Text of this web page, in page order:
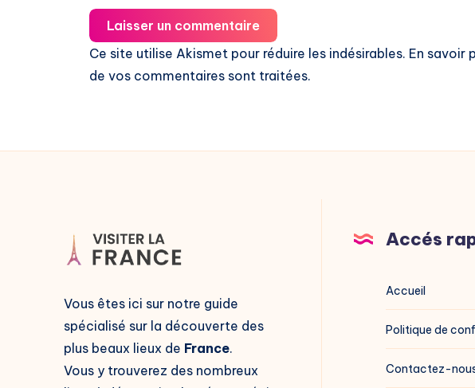
Laisser un commentaire
Ce site utilise Akismet pour réduire les indésirables. En savoir
de vos commentaires sont traitées.
Vous êtes ici sur notre guide
spécialisé sur la découverte des
plus beaux lieux de France.
Vous y trouverez des nombreux
Accés
Accueil
Politique de
Contactez-